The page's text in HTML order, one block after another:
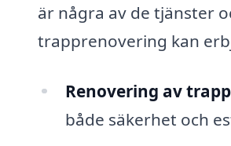
är några av de tjänster
trapprenovering kan
Renovering av
både säkerhet och